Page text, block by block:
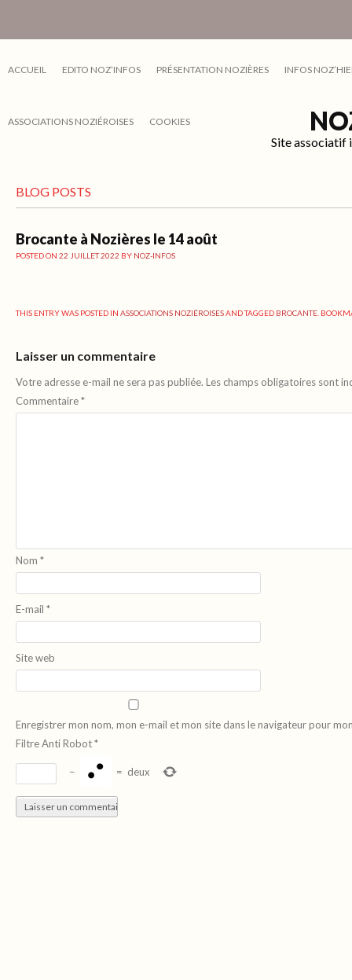
ACCUEIL EDITO NOZ’INFOS PRÉSENTATION NOZIÈRES INFOS
ASSOCIATIONS NOZIÉROISES COOKIES
Site associatif
BLOG POSTS
Brocante à Nozières le 14 août
POSTED ON 22 JUILLET 2022 BY NOZ-INFOS
THIS ENTRY WAS POSTED IN ASSOCIATIONS NOZIÉROISESAND TAGGED BROCANTE .
Laisser un commentaire
Votre adresse e-mail ne sera pas publiée. Les champs obligatoires sont
Commentaire*
Nom *
E-mail *
Site web
Enregistrer mon nom, mon e-mail et mon site dans le navigateur pour
Filtre Anti Robot*
− = deux